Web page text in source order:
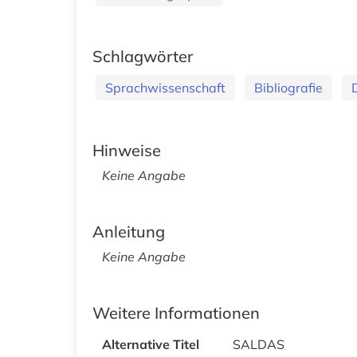
Schlagwörter
Sprachwissenschaft Bibliografie
Hinweise
Keine Angabe
Anleitung
Keine Angabe
Weitere Informationen
Alternative Titel
SALDAS